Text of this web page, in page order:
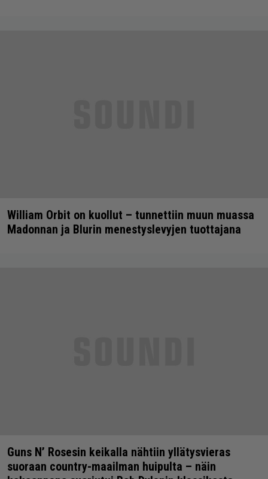
William Orbit on kuollut – tunnettiin muun muassa
Madonnan ja Blurin menestyslevyjen tuottajana
Guns N’ Rosesin keikalla nähtiin yllätysvieras
suoraan country-maailman huipulta – näin